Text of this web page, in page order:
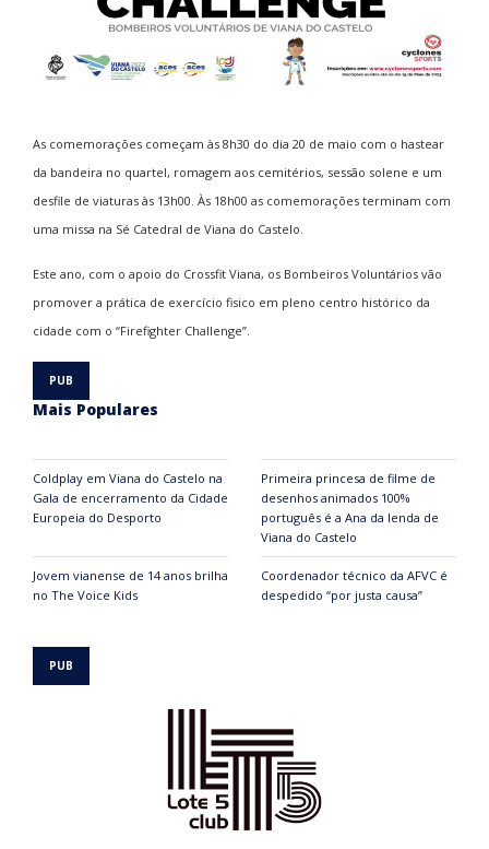
As comemorações começam às 8h30 do dia 20 de maio com o hastear
da bandeira no quartel, romagem aos cemitérios, sessão solene e um
desfile de viaturas às 13h00. Às 18h00 as comemorações terminam com
uma missa na Sé Catedral de Viana do Castelo.
Este ano, com o apoio do Crossfit Viana, os Bombeiros Voluntários vão
promover a prática de exercício fisico em pleno centro histórico da
cidade com o “Firefighter Challenge”.
Mais Populares
Coldplay em Viana do Castelo na
Gala de encerramento da Cidade
Europeia do Desporto
Primeira princesa de filme de
desenhos animados 100%
português é a Ana da lenda de
Viana do Castelo
Jovem vianense de 14 anos brilha
no The Voice Kids
Coordenador técnico da AFVC é
despedido “por justa causa”